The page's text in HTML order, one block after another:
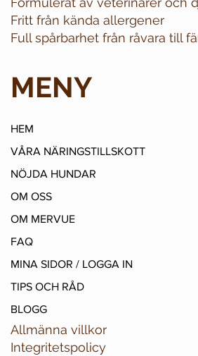
Fritt från kända allergener
Full spårbarhet från råvara till
MENY
HEM
VÅRA NÄRINGSTILLSKOTT
NÖJDA HUNDAR
OM OSS
OM MERVUE
FAQ
MINA SIDOR / LOGGA IN
TIPS OCH RÅD
BLOGG
Allmänna villkor
Integritetspolicy